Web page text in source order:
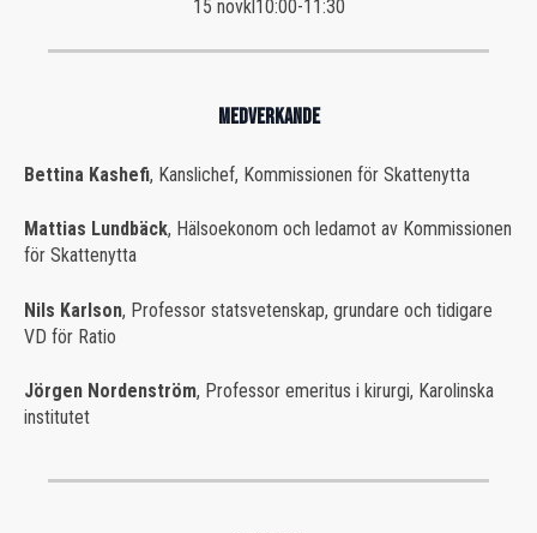
15 novkl 10:00-11:30
MEDVERKANDE
Bettina Kashefi, Kanslichef, Kommissionen för Skattenytta
Mattias Lundbäck, Hälsoekonom och ledamot av Kommissionen
för Skattenytta
Nils Karlson, Professor statsvetenskap, grundare och tidigare
VD för Ratio
Jörgen Nordenström, Professor emeritus i kirurgi, Karolinska
institutet